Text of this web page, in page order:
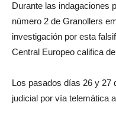
Durante las indagaciones
número 2 de Granollers
investigación por esta
Central Europeo califica
Los pasados días 26 y 27
judicial por vía telemática